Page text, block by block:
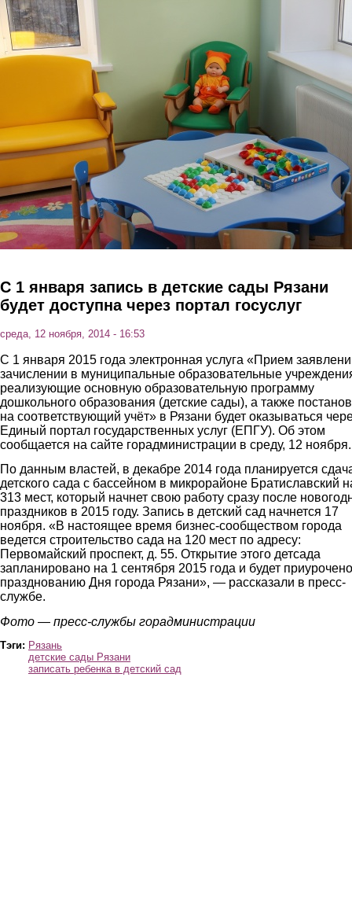
Перейти к основному содержанию
С 1 января запись в детские сады Рязани
будет доступна через портал госуслуг
среда, 12 ноября, 2014 - 16:53
С 1 января 2015 года электронная услуга «Прием
зачислении в муниципальные образовательные
реализующие основную образовательную программу
дошкольного образования (детские сады), а также
на соответствующий учёт» в Рязани будет оказываться
Единый портал государственных услуг (ЕПГУ). Об этом
сообщается на сайте горадминистрации в среду, 12 ноября.
По данным властей, в декабре 2014 года планируется
детского сада с бассейном в микрорайоне Братиславский
313 мест, который начнет свою работу сразу после
праздников в 2015 году. Запись в детский сад начнется 17
ноября. «В настоящее время бизнес-сообществом города
ведется строительство сада на 120 мест по адресу:
Первомайский проспект, д. 55. Открытие этого детсада
запланировано на 1 сентября 2015 года и будет
празднованию Дня города Рязани», — рассказали в пресс-
службе.
Фото — пресс-службы горадминистрации
Тэги: Рязань
детские сады Рязани
записать ребенка в детский сад